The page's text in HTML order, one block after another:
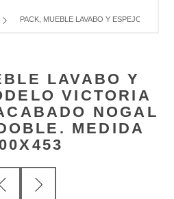
PACK, MUEBLE LAVABO Y ESPEJO,
LAVABO Y
VICTORIA
NOGAL
MEDIDA